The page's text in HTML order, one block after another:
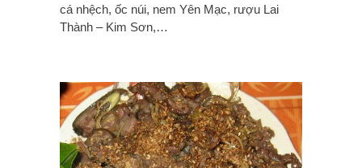
cá nhệch, ốc núi, nem Yên Mạc, rượu Lai
Thành – Kim Sơn,…